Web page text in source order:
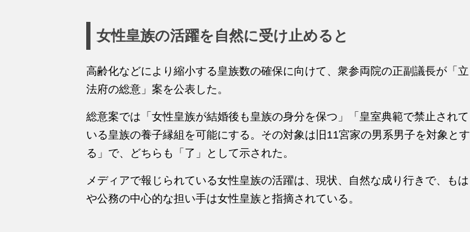
女性皇族の活躍を自然に受け止めると
高齢化などにより縮小する皇族数の確保に向けて、衆参両院の正副議長が「立
法府の総意」案を公表した。
総意案では「女性皇族が結婚後も皇族の身分を保つ」「皇室典範で禁止されて
いる皇族の養子縁組を可能にする。その対象は旧11宮家の男系男子を対象とす
る」で、どちらも「了」として示された。
メディアで報じられている女性皇族の活躍は、現状、自然な成り行きで、もは
や公務の中心的な担い手は女性皇族と指摘されている。